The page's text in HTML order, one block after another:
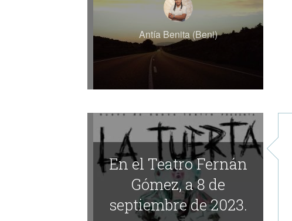
Antía Benita (Beni)
En el Teatro Fernán
Gómez, a 8 de
septiembre de 2023.